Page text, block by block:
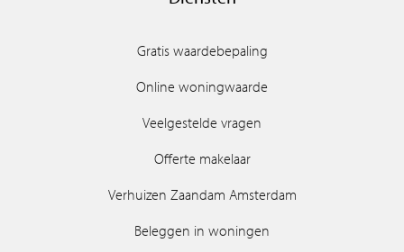
For other questions, please contact the estate agents!
Gratis waardebepaling
Online woningwaarde
Veelgestelde vragen
Offerte makelaar
Verhuizen Zaandam Amsterdam
Beleggen in woningen